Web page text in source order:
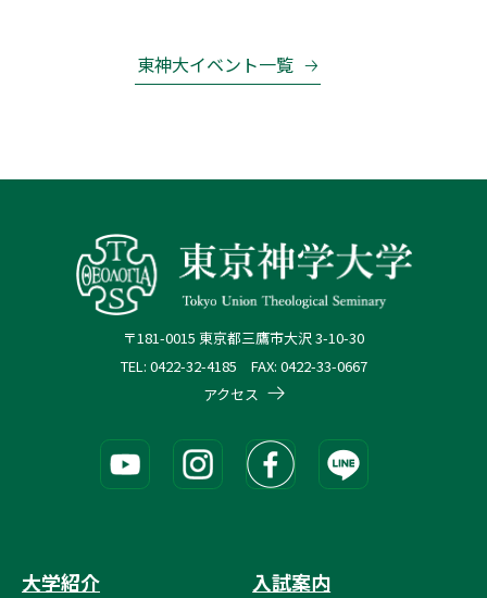
東神大イベント一覧
〒181-0015 東京都三鷹市大沢 3-10-30
TEL: 0422-32-4185 FAX: 0422-33-0667
アクセス
大学紹介 入試案内